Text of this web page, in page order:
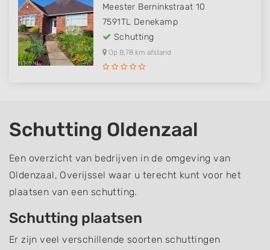
Meester Berninkstraat 10
7591TL Denekamp
Schutting
Op 8,78 km afstand
Schutting Oldenzaal
Een overzicht van bedrijven in de omgeving van
Oldenzaal, Overijssel waar u terecht kunt voor het
plaatsen van een schutting.
Schutting plaatsen
Er zijn veel verschillende soorten schuttingen